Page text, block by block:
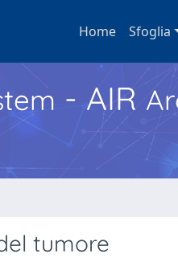
Home Sfoglia
- AIR
tumore